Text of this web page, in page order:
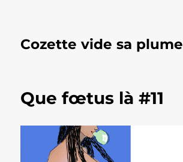
Cozette vide sa plume
Que fœtus là #11